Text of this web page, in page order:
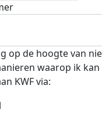
op de hoogte van
waarop ik kan
KWF via: